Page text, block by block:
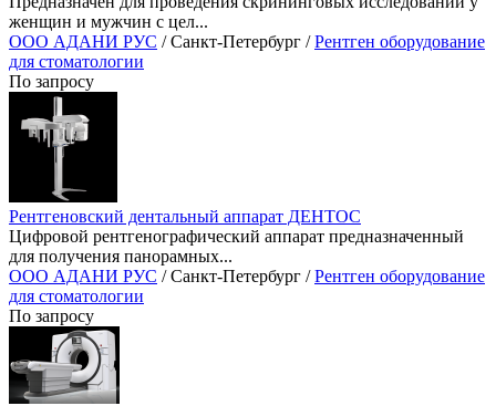
женщин и мужчин с цел...
ООО АДАНИ РУС / Санкт-Петербург /Рентген оборудование
для стоматологии
По запросу
Рентгеновский дентальный аппарат ДЕНТОС
Цифровой рентгенографический аппарат предназначенный
для получения панорамных...
ООО АДАНИ РУС / Санкт-Петербург /Рентген оборудование
для стоматологии
По запросу